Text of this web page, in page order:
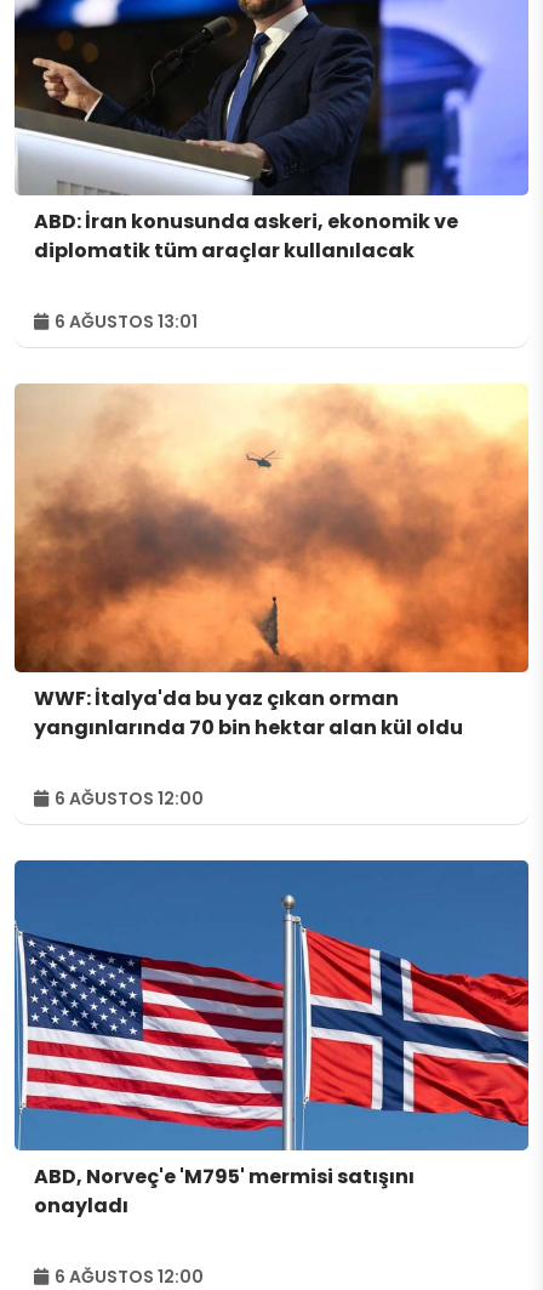
ABD: İran konusunda askeri, ekonomik ve
diplomatik tüm araçlar kullanılacak
6 AĞUSTOS 13:01
WWF: İtalya'da bu yaz çıkan orman
yangınlarında 70 bin hektar alan kül oldu
6 AĞUSTOS 12:00
ABD, Norveç'e 'M795' mermisi satışını
onayladı
6 AĞUSTOS 12:00